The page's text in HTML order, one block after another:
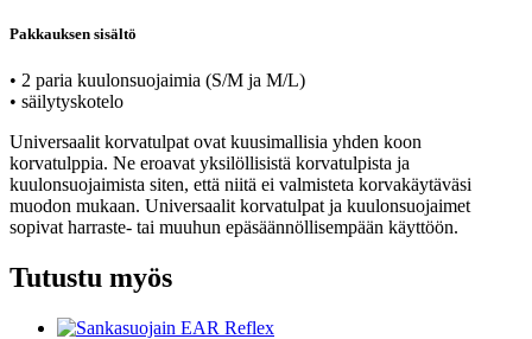
Pakkauksen sisältö
• 2 paria kuulonsuojaimia (S/M ja M/L)
• säilytyskotelo
Universaalit korvatulpat ovat kuusimallisia yhden koon
korvatulppia. Ne eroavat yksilöllisistä korvatulpista ja
kuulonsuojaimista siten, että niitä ei valmisteta korvakäytäväsi
muodon mukaan. Universaalit korvatulpat ja kuulonsuojaimet
sopivat harraste- tai muuhun epäsäännöllisempään käyttöön.
Tutustu myös